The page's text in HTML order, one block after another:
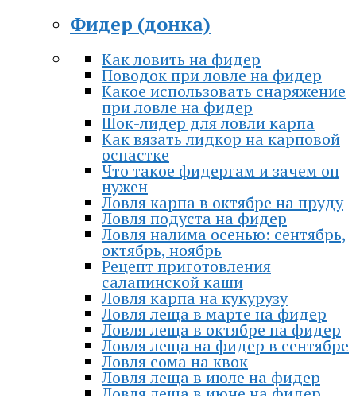
Фидер (донка)
Как ловить на фидер
Поводок при ловле на фидер
Какое использовать снаряжение
при ловле на фидер
Шок-лидер для ловли карпа
Как вязать лидкор на карповой
оснастке
Что такое фидергам и зачем он
нужен
Ловля карпа в октябре на пруду
Ловля подуста на фидер
Ловля налима осенью: сентябрь,
октябрь, ноябрь
Рецепт приготовления
салапинской каши
Ловля карпа на кукурузу
Ловля леща в марте на фидер
Ловля леща в октябре на фидер
Ловля леща на фидер в сентябре
Ловля сома на квок
Ловля леща в июле на фидер